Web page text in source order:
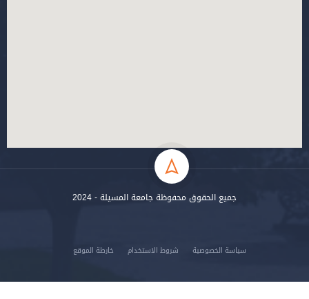
جميع الحقوق محفوظة جامعة المسيلة - 2024
سياسة الخصوصية شروط الاستخدام خارطة الموقع